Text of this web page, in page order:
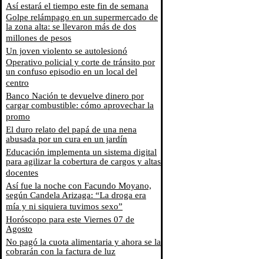
Así estará el tiempo este fin de semana
Golpe relámpago en un supermercado de
la zona alta: se llevaron más de dos
millones de pesos
Un joven violento se autolesionó
Operativo policial y corte de tránsito por
un confuso episodio en un local del
centro
Banco Nación te devuelve dinero por
cargar combustible: cómo aprovechar la
promo
El duro relato del papá de una nena
abusada por un cura en un jardín
Educación implementa un sistema digital
para agilizar la cobertura de cargos y altas
docentes
Así fue la noche con Facundo Moyano,
según Candela Arizaga: “La droga era
mía y ni siquiera tuvimos sexo”
Horóscopo para este Viernes 07 de
Agosto
No pagó la cuota alimentaria y ahora se la
cobrarán con la factura de luz